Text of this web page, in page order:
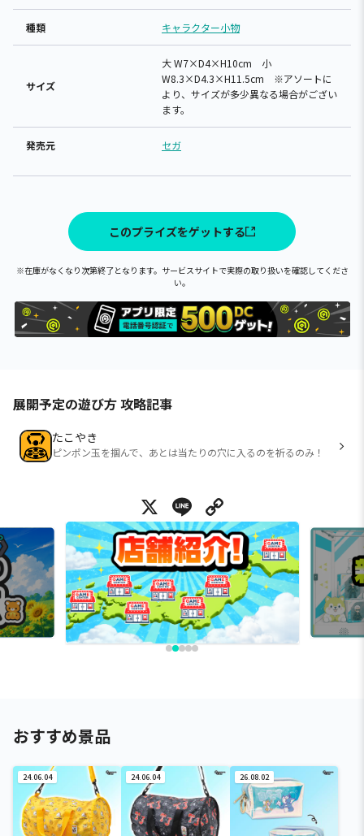
種類 キャラクター小物
サイズ
大 W7×D4×H10cm 小
W8.3×D4.3×H11.5cm ※アソートに
より、サイズが多少異なる場合がござい
ます。
発売元 セガ
このプライズをゲットする
※在庫がなくなり次第終了となります。サービスサイトで実際の取り扱いを確認してくださ
い。
展開予定の遊び方 攻略記事
たこやき
ピンポン玉を掴んで、あとは当たりの穴に入るのを祈るのみ！
X Line
おすすめ景品
24.06.04 24.06.04 26.08.02